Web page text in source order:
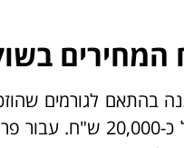
המחירים
בהתאם לגורמים
בסיסית בגודל סטנדרטי